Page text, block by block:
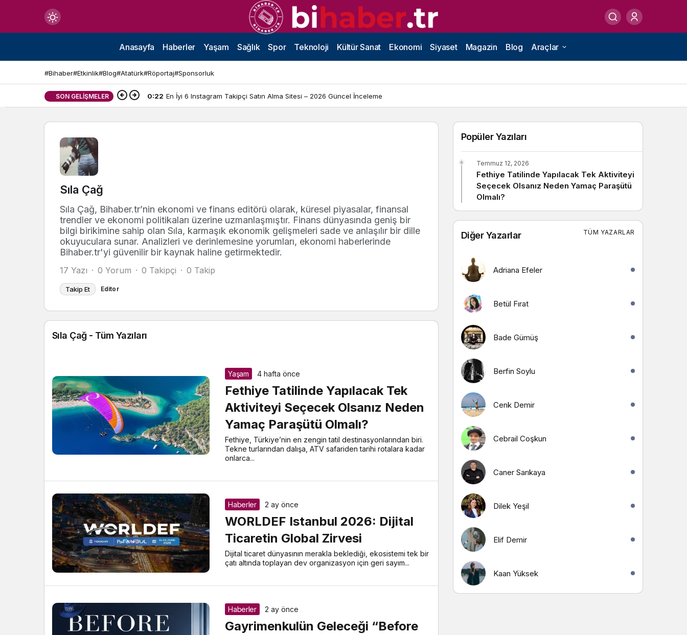
Mod
değiştir
Anasayfa Haberler Yaşam Sağlık Spor Teknoloji Kültür Sanat Ekonomi Siyaset Magazin Blog Araçlar
#Bihaber#Etkinlik#Blog#Atatürk#Röportaj#Sponsorluk
SON GELIŞMELER 0:22 En İyi 6 Instagram Takipçi Satın Alma Sitesi – 2026 Güncel İnceleme
Sıla Çağ
Sıla Çağ, Bihaber.tr’nin ekonomi ve finans editörü olarak, küresel piyasalar, finansal
trendler ve ekonomi politikaları üzerine uzmanlaşmıştır. Finans dünyasında geniş bir
bilgi birikimine sahip olan Sıla, karmaşık ekonomik gelişmeleri sade ve anlaşılır bir dille
okuyuculara sunar. Analizleri ve derinlemesine yorumları, ekonomi haberlerinde
Bihaber.tr'yi güvenilir bir kaynak haline getirmektedir.
17 Yazı 0 Yorum 0 Takipçi 0 Takip
Takip Et Editor
Sıla Çağ - Tüm Yazıları
Yaşam 4 hafta önce
Fethiye Tatilinde Yapılacak Tek
Aktiviteyi Seçecek Olsanız Neden
Yamaç Paraşütü Olmalı?
Fethiye, Türkiye’nin en zengin tatil destinasyonlarından biri.
Tekne turlarından dalışa, ATV safariden tarihi rotalara kadar
onlarca...
Haberler 2 ay önce
WORLDEF Istanbul 2026: Dijital
Ticaretin Global Zirvesi
Dijital ticaret dünyasının merakla beklediği, ekosistemi tek bir
çatı altında toplayan dev organizasyon için geri sayım...
Haberler 2 ay önce
Gayrimenkulün Geleceği “Before
Popüler Yazıları
Fethiye Tatilinde Yapılacak Tek Aktiviteyi
Seçecek Olsanız Neden Yamaç Paraşütü
Olmalı?
Temmuz 12, 2026
Diğer Yazarlar TÜM YAZARLAR
Adriana Efeler
Betül Fırat
Bade Gümüş
Berfin Soylu
Cenk Demir
Cebrail Coşkun
Caner Sarıkaya
Dilek Yeşil
Elif Demir
Kaan Yüksek